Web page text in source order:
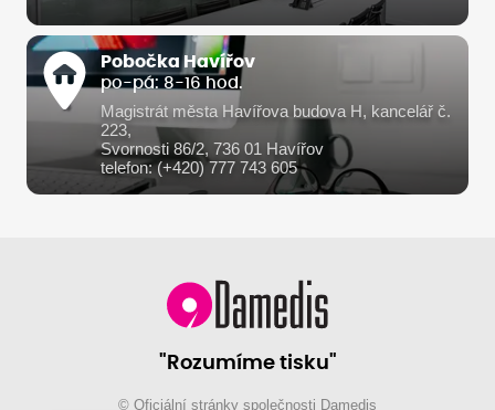
Pobočka Havířov
po-pá: 8-16 hod.
Magistrát města Havířova budova H, kancelář č.
223,
Svornosti 86/2, 736 01 Havířov
telefon: (+420) 777 743 605
"Rozumíme tisku"
© Oficiální stránky společnosti Damedis